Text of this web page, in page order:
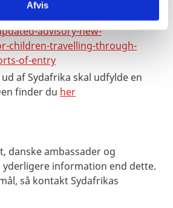
Afvis
index.php/statements
advisory-new-
children-travelling-through-
of-entry
af Sydafrika skal udfylde en
finder du her
danske ambassader og
information end dette.
så kontakt Sydafrikas